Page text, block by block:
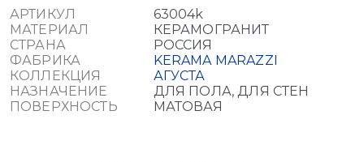
АРТИКУЛ
63004k
МАТЕРИАЛ
КЕРАМОГРАНИТ
СТРАНА
РОССИЯ
ФАБРИКА
KERAMA MARAZZI
КОЛЛЕКЦИЯ
АГУСТА
НАЗНАЧЕНИЕ
ДЛЯ ПОЛА, ДЛЯ СТЕН
ПОВЕРХНОСТЬ
МАТОВАЯ